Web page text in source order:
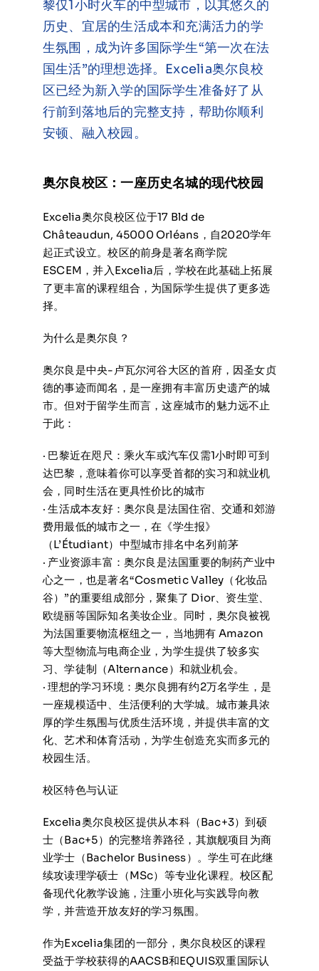
联系我们黎仅1小时火车的中型城市，以其悠久的
历史、宜居的生活成本和充满活力的学
生氛围，成为许多国际学生“第一次在法
国生活”的理想选择。Excelia奥尔良校
区已经为新入学的国际学生准备好了从
行前到落地后的完整支持，帮助你顺利
安顿、融入校园。
奥尔良校区：一座历史名城的现代校园
Excelia奥尔良校区位于17 Bld de
Châteaudun, 45000 Orléans，自2020学年
起正式设立。校区的前身是著名商学院
ESCEM，并入Excelia后，学校在此基础上拓展
了更丰富的课程组合，为国际学生提供了更多选
择。
为什么是奥尔良？
奥尔良是中央-卢瓦尔河谷大区的首府，因圣女贞
德的事迹而闻名，是一座拥有丰富历史遗产的城
市。但对于留学生而言，这座城市的魅力远不止
于此：
· 巴黎近在咫尺：乘火车或汽车仅需1小时即可到
达巴黎，意味着你可以享受首都的实习和就业机
会，同时生活在更具性价比的城市
· 生活成本友好：奥尔良是法国住宿、交通和郊游
费用最低的城市之一，在《学生报》
（L’Étudiant）中型城市排名中名列前茅
· 产业资源丰富：奥尔良是法国重要的制药产业中
心之一，也是著名“Cosmetic Valley（化妆品
谷）”的重要组成部分，聚集了 Dior、资生堂、
欧缇丽等国际知名美妆企业。同时，奥尔良被视
为法国重要物流枢纽之一，当地拥有 Amazon
等大型物流与电商企业，为学生提供了较多实
习、学徒制（Alternance）和就业机会。
· 理想的学习环境：奥尔良拥有约2万名学生，是
一座规模适中、生活便利的大学城。城市兼具浓
厚的学生氛围与优质生活环境，并提供丰富的文
化、艺术和体育活动，为学生创造充实而多元的
校园生活。
校区特色与认证
Excelia奥尔良校区提供从本科（Bac+3）到硕
士（Bac+5）的完整培养路径，其旗舰项目为商
业学士（Bachelor Business）。学生可在此继
续攻读理学硕士（MSc）等专业化课程。校区配
备现代化教学设施，注重小班化与实践导向教
学，并营造开放友好的学习氛围。
作为Excelia集团的一部分，奥尔良校区的课程
受益于学校获得的AACSB和EQUIS双重国际认